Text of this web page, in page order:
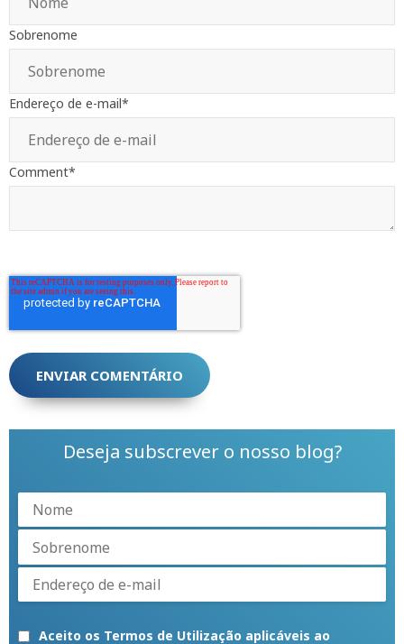
Sobrenome
Endereço de e-mail*
Comment*
Deseja subscrever o nosso blog?
Aceito os Termos de Utilização aplicáveis ao